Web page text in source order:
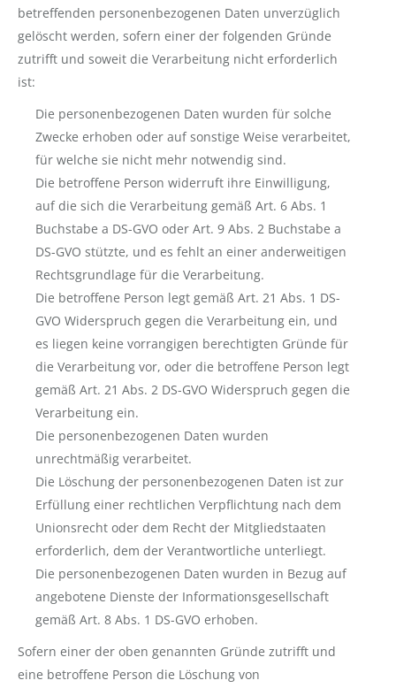
betreffenden personenbezogenen Daten unverzüglich
gelöscht werden, sofern einer der folgenden Gründe
zutrifft und soweit die Verarbeitung nicht erforderlich
ist:
Die personenbezogenen Daten wurden für solche
Zwecke erhoben oder auf sonstige Weise verarbeitet,
für welche sie nicht mehr notwendig sind.
Die betroffene Person widerruft ihre Einwilligung,
auf die sich die Verarbeitung gemäß Art. 6 Abs. 1
Buchstabe a DS-GVO oder Art. 9 Abs. 2 Buchstabe a
DS-GVO stützte, und es fehlt an einer anderweitigen
Rechtsgrundlage für die Verarbeitung.
Die betroffene Person legt gemäß Art. 21 Abs. 1 DS-
GVO Widerspruch gegen die Verarbeitung ein, und
es liegen keine vorrangigen berechtigten Gründe für
die Verarbeitung vor, oder die betroffene Person legt
gemäß Art. 21 Abs. 2 DS-GVO Widerspruch gegen die
Verarbeitung ein.
Die personenbezogenen Daten wurden
unrechtmäßig verarbeitet.
Die Löschung der personenbezogenen Daten ist zur
Erfüllung einer rechtlichen Verpflichtung nach dem
Unionsrecht oder dem Recht der Mitgliedstaaten
erforderlich, dem der Verantwortliche unterliegt.
Die personenbezogenen Daten wurden in Bezug auf
angebotene Dienste der Informationsgesellschaft
gemäß Art. 8 Abs. 1 DS-GVO erhoben.
Sofern einer der oben genannten Gründe zutrifft und
eine betroffene Person die Löschung von